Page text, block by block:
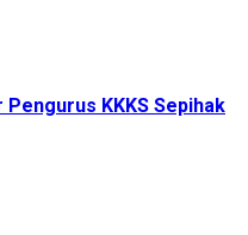
KKKS Sepihak